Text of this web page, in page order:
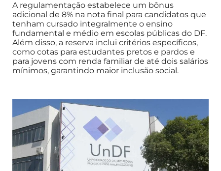
A regulamentação estabelece um bônus
adicional de 8% na nota final para candidatos que
tenham cursado integralmente o ensino
fundamental e médio em escolas públicas do DF.
Além disso, a reserva inclui critérios específicos,
como cotas para estudantes pretos e pardos e
para jovens com renda familiar de até dois salários
mínimos, garantindo maior inclusão social.